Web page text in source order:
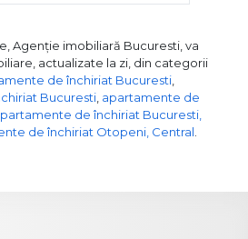
Agenție imobiliară Bucuresti, va
actualizate la zi, din categorii
de închiriat Bucuresti,
Bucuresti, apartamente de
de închiriat Bucuresti,
de închiriat Otopeni, Central